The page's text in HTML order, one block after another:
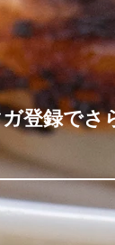
登録でさ